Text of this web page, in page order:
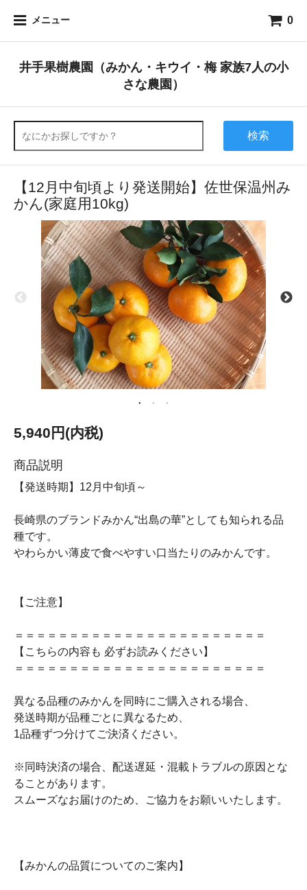
メニュー 0
井手果樹農園（みかん・キウイ・梅 家族7人の小
さな農園）
検索
【12月中旬頃より発送開始】佐世保温州み
かん(家庭用10kg)
5,940円(内税)
商品説明
【発送時期】12月中旬頃～
長崎県のブランドみかん“出島の華”としても知られる品
種です。
やわらかい薄皮で食べやすい口当たりのみかんです。
【ご注意】
＝＝＝＝＝＝＝＝＝＝＝＝＝＝＝＝＝＝＝＝＝＝＝
【こちらの内容も 必ずお読みください】
＝＝＝＝＝＝＝＝＝＝＝＝＝＝＝＝＝＝＝＝＝＝＝
異なる品種のみかんを同時にご購入される場合、
発送時期が品種ごとに異なるため、
1品種ずつ分けてご決済ください。
※同時決済の場合、配送遅延・混載トラブルの原因とな
ることがあります。
スムーズなお届けのため、ご協力をお願いいたします。
【みかんの品質についてのご案内】